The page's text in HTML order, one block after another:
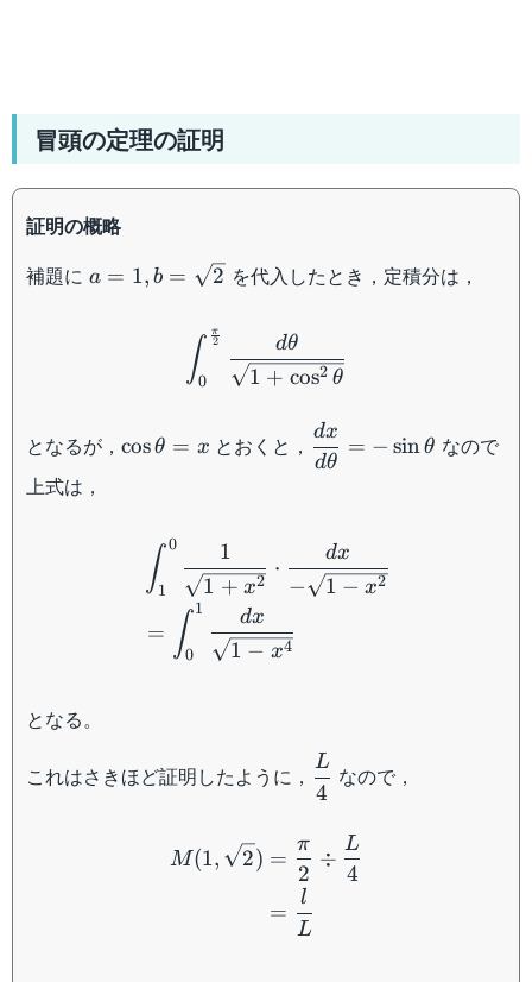
冒頭の定理の証明
証明の概略
補題に a=1,b=\sqrt{2}
a = 1, b = 2 を代入したとき，定積分は，
∫0
2
π
1 + cos2 θ
dθ
となるが， \cos\theta=x
cosθ = x とおくと， \dfrac{dx}
{d\theta}=-
dθ
dx
= − sinθ なので
上式は，
∫1
0
1 + x2
1
⋅
− 1 − x2
dx
= ∫0
1
1 − x4
dx
となる。
これはさきほど証明したように， \dfrac{L}
{4}
4
L
なので，
M(1, 2) =
2
π
÷
4
L
=
L
l